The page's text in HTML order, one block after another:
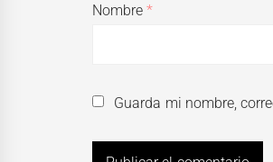
Nombre*
Guarda mi nombre,